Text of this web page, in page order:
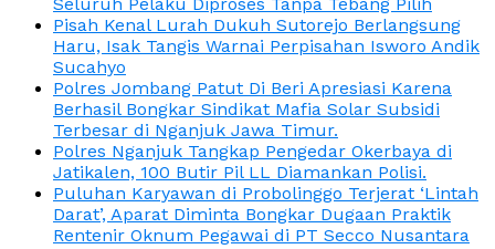
Pisah Kenal Lurah Dukuh Sutorejo Berlangsung
Haru, Isak Tangis Warnai Perpisahan Isworo Andik
Sucahyo
Polres Jombang Patut Di Beri Apresiasi Karena
Berhasil Bongkar Sindikat Mafia Solar Subsidi
Terbesar di Nganjuk Jawa Timur.
Polres Nganjuk Tangkap Pengedar Okerbaya di
Jatikalen, 100 Butir Pil LL Diamankan Polisi.
Puluhan Karyawan di Probolinggo Terjerat ‘Lintah
Darat’, Aparat Diminta Bongkar Dugaan Praktik
Rentenir Oknum Pegawai di PT Secco Nusantara